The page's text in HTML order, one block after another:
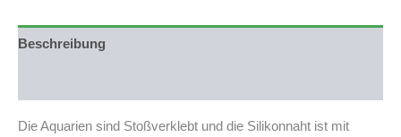
Lager)
Beschreibung
Die Aquarien sind Stoßverklebt und die Silikonnaht ist mit